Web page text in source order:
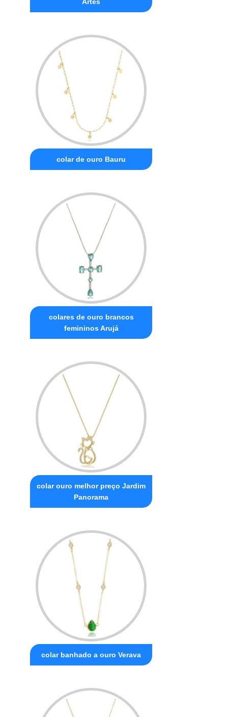
colar de ouro Bauru
colares de ouro brancos
femininos Arujá
colar ouro melhor preço Jardim
Panorama
colar banhado a ouro Verava